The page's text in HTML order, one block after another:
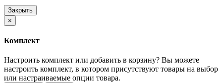
Закрыть
×
Комплект
Настроить комплект или добавить в корзину? Вы можете
настроить комплект, в котором присутствуют товары на выбор
или настраиваемые опции товара.